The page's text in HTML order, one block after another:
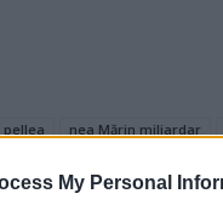
My Personal
pellea nea Mărin miliardar